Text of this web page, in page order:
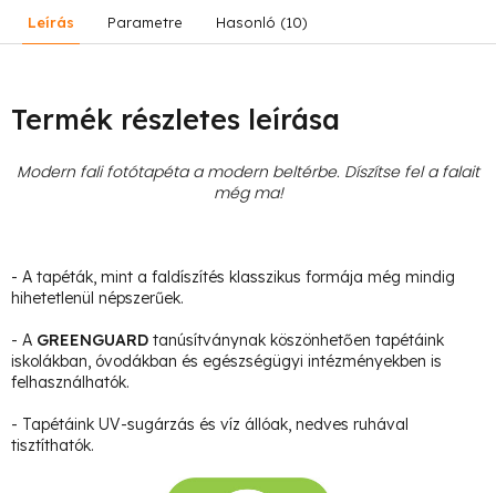
Leírás Parametre Hasonló (10)
Termék részletes leírása
Modern fali fotótapéta a modern beltérbe. Díszítse fel a falait
még ma!
- A tapéták, mint a faldíszítés klasszikus formája még mindig
hihetetlenül népszerűek.
- A GREENGUARD tanúsítványnak köszönhetően tapétáink
iskolákban, óvodákban és egészségügyi intézményekben is
felhasználhatók.
- Tapétáink UV-sugárzás és víz állóak, nedves ruhával
tisztíthatók.